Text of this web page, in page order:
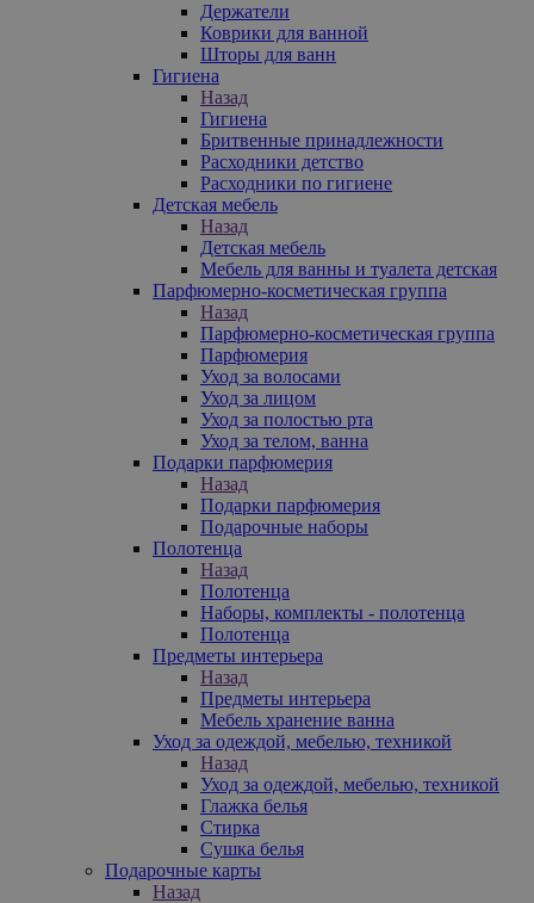
Держатели
Коврики для ванной
Шторы для ванн
Гигиена
Назад
Гигиена
Бритвенные принадлежности
Расходники детство
Расходники по гигиене
Детская мебель
Назад
Детская мебель
Мебель для ванны и туалета детская
Парфюмерно-косметическая группа
Назад
Парфюмерно-косметическая группа
Парфюмерия
Уход за волосами
Уход за лицом
Уход за полостью рта
Уход за телом, ванна
Подарки парфюмерия
Назад
Подарки парфюмерия
Подарочные наборы
Полотенца
Назад
Полотенца
Наборы, комплекты - полотенца
Полотенца
Предметы интерьера
Назад
Предметы интерьера
Мебель хранение ванна
Уход за одеждой, мебелью, техникой
Назад
Уход за одеждой, мебелью, техникой
Глажка белья
Стирка
Сушка белья
Подарочные карты
Назад